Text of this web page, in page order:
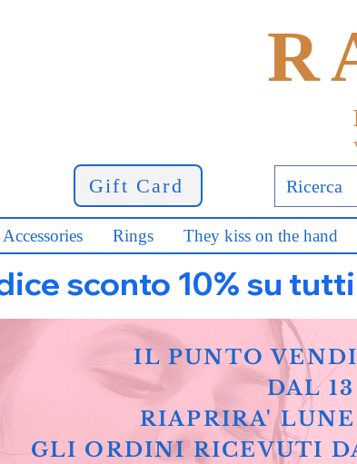
Gift Card
Accessories Rings They kiss on the hand
sconto 10% su
IL PUNTO
DAL
RIAPRIRA'
GLI ORDINI RICEVUTI